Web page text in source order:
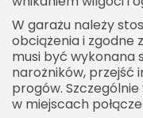
W garażu należy
obciążenia i zgodne
musi być wykonana
narożników, przejść
progów.
w miejscach